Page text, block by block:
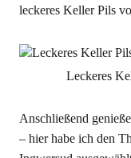
leckeres Keller Pils
Leckeres
Anschließend
– hier habe ich den